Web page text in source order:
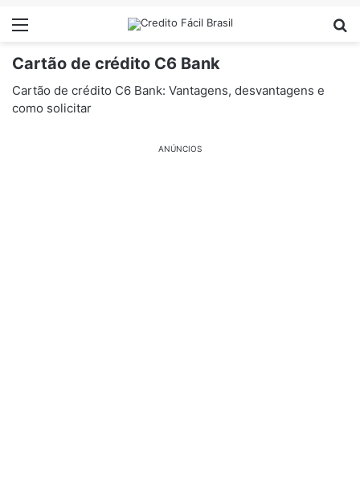
Menu
Cartão de crédito C6 Bank
Cartão de crédito C6 Bank: Vantagens, desvantagens e
como solicitar
ANÚNCIOS